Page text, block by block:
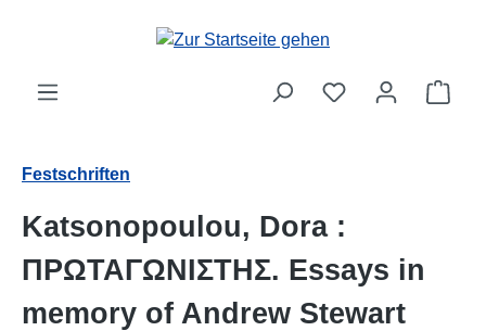
Zum Hauptinhalt springen
Festschriften
Katsonopoulou, Dora :
ΠΡΩΤΑΓΩΝΙΣΤΗΣ. Essays in
memory of Andrew Stewart